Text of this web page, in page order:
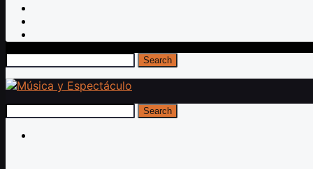
Search
Search